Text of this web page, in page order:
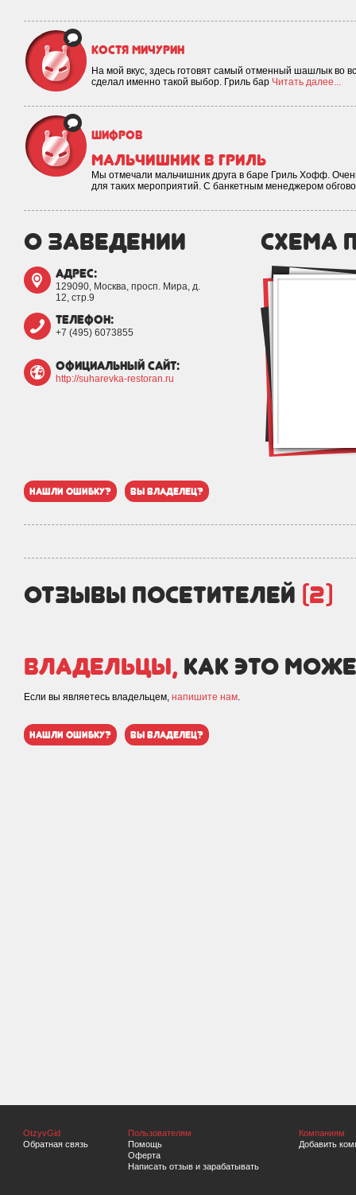
Костя Мичурин
На мой вкус, здесь готовят самый отменный шашлык во
сделал именно такой выбор. Гриль бар Читать далее...
Шифров
мальчишник в Гриль
Мы отмечали мальчишник друга в баре Гриль Хофф.
для таких мероприятий. С банкетным менеджером
о заведении
адрес:
129090, Москва, просп. Мира, д.
12, стр.9
телефон:
+7 (495) 6073855
официальный сайт:
http://suharevka-restoran.ru
схема
нашли ошибку? вы владелец?
отзывы посетителей (2)
Владельцы, как это
Если вы являетесь владельцем, напишите нам.
нашли ошибку? вы владелец?
OtzyvGid
Обратная связь
Пользователям
Помощь
Оферта
Написать отзыв и зарабатывать
Компаниям
Добавить